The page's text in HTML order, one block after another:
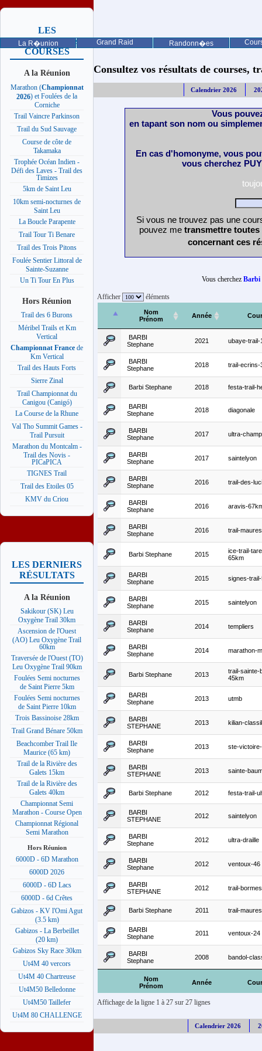
La R�union Grand Raid Randonn�es
LES
PROCHAINES
COURSES
A la Réunion
Marathon (Championnat
2026) et Foulées de la
Corniche
Trail Vaincre Parkinson
Trail du Sud Sauvage
Course de côte de
Takamaka
Trophée Océan Indien -
Défi des Laves - Trail des
Timizes
5km de Saint Leu
10km semi-nocturnes de
Saint Leu
La Boucle Parapente
Trail Tour Ti Benare
Trail des Trois Pitons
Foulée Sentier Littoral de
Sainte-Suzanne
Un Ti Tour En Plus
Hors Réunion
Trail des 6 Burons
Méribel Trails et Km
Vertical
Championnat France de
Km Vertical
Trail des Hauts Forts
Sierre Zinal
Trail Championnat du
Canigou (Canigó)
La Course de la Rhune
Val Tho Summit Games -
Trail Pursuit
Marathon du Montcalm -
Trail des Novis -
PICaPICA
TIGNES Trail
Trail des Etoiles 05
KMV du Criou
LES DERNIERS
RÉSULTATS
A la Réunion
Sakikour (SK) Leu
Oxygène Trail 30km
Ascension de l'Ouest
(AO) Leu Oxygène Trail
60km
Traversée de l'Ouest (TO)
Leu Oxygène Trail 90km
Foulées Semi nocturnes
de Saint Pierre 5km
Foulées Semi nocturnes
de Saint Pierre 10km
Trois Bassinoise 28km
Trail Grand Bénare 50km
Beachcomber Trail Ile
Maurice (65 km)
Trail de la Rivière des
Galets 15km
Trail de la Rivière des
Galets 40km
Championnat Semi
Marathon - Course Open
Championnat Régional
Semi Marathon
Hors Réunion
6000D - 6D Marathon
6000D 2026
6000D - 6D Lacs
6000D - 6d Crêtes
Gabizos - KV l'Omi Agut
(3.5 km)
Gabizos - La Berbeillet
(20 km)
Gabizos Sky Race 30km
Ut4M 40 vercors
Ut4M 40 Chartreuse
Ut4M50 Belledonne
Ut4M50 Taillefer
Ut4M 80 CHALLENGE
Consultez vos résultats de courses,
Calendrier 2026
Vous
en tapant son nom ou
En cas d'homonyme, vous
vous cherchez
Si vous ne trouvez pas une
pouvez me transmettre
concernant ces
Vous cherchez Barbi
Afficher éléments
Nom
Prénom
Année
Nom
Prénom
Année
BARBI
Stephane
2021 ubaye-trail-
BARBI
Stephane
2018 trail-ecrins-
Barbi Stephane 2018 festa-trail-
BARBI
Stephane
2018 diagonale
BARBI
Stephane
2017 ultra-
BARBI
Stephane
2017 saintelyon
BARBI
Stephane
2016 trail-des-
BARBI
Stephane
2016 aravis-
BARBI
Stephane
2016 trail-
Barbi Stephane 2015
ice-trail-
65km
BARBI
Stephane
2015 signes-
BARBI
Stephane
2015 saintelyon
BARBI
Stephane
2014 templiers
BARBI
Stephane
2014 marathon-
Barbi Stephane 2013
trail-sainte-
45km
BARBI
Stephane
2013 utmb
BARBI
STEPHANE
2013 kilian-
BARBI
Stephane
2013 ste-
BARBI
STEPHANE
2013 sainte-
Barbi Stephane 2012 festa-trail-
BARBI
STEPHANE
2012 saintelyon
BARBI
Stephane
2012 ultra-draille
BARBI
Stephane
2012 ventoux-46
BARBI
STEPHANE
2012 trail-bormes
Barbi Stephane 2011 trail-
BARBI
Stephane
2011 ventoux-24
BARBI
Stephane
2008 bandol-
Affichage de la ligne 1 à 27 sur 27 lignes
Calendrier 2026